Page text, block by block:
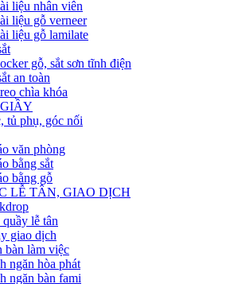
liệu nhân viên
liệu gỗ verneer
liệu gỗ lamilate
gỗ, sắt sơn tĩnh điện
an toàn
chìa khóa
tủ phụ, góc nối
văn phòng
bằng sắt
bằng gỗ
LỄ TÂN, GIAO DỊCH
lễ tân
giao dịch
bàn làm việc
ngăn hòa phát
ngăn bàn fami